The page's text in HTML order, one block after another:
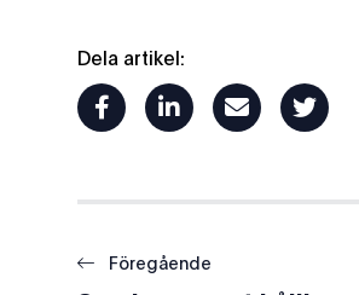
Dela artikel:
facebooklinkedinmail twitter
Föregående